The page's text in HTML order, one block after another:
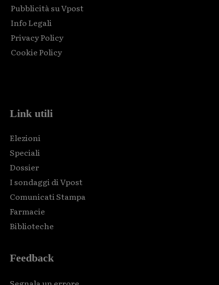
Pubblicità su Vpost
Info Legali
Privacy Policy
Cookie Policy
Link utili
Elezioni
Speciali
Dossier
I sondaggi di Vpost
Comunicati Stampa
Farmacie
Biblioteche
Feedback